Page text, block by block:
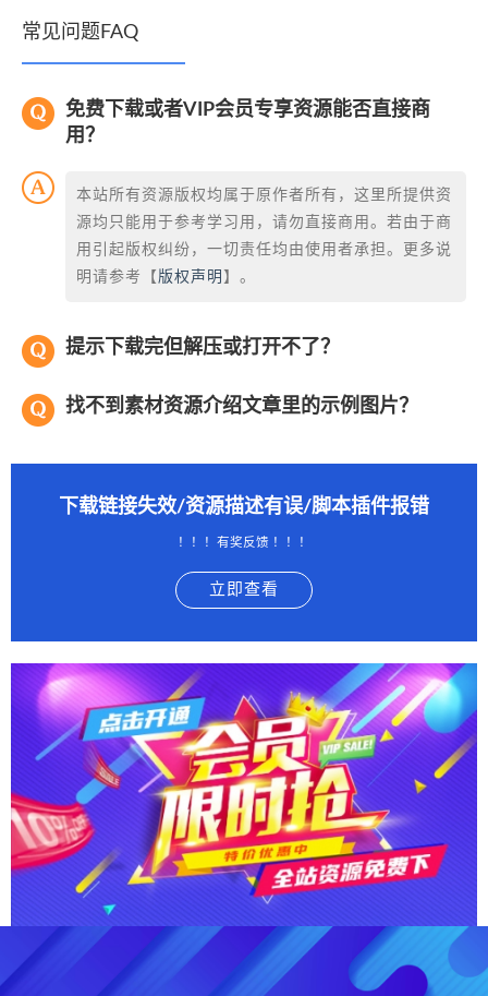
常见问题FAQ
免费下载或者VIP会员专享资源能否直接商
用？
本站所有资源版权均属于原作者所有，这里所提供资
源均只能用于参考学习用，请勿直接商用。若由于商
用引起版权纠纷，一切责任均由使用者承担。更多说
明请参考【 版权声明 】。
提示下载完但解压或打开不了？
找不到素材资源介绍文章里的示例图片？
下载链接失效/资源描述有误/脚本插件报错
！！！有奖反馈 ！！！
立即查看